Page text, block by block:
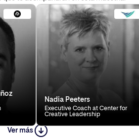
Nadia Peeters
Executive Coach at Center for
Creative Leadership
Ver más